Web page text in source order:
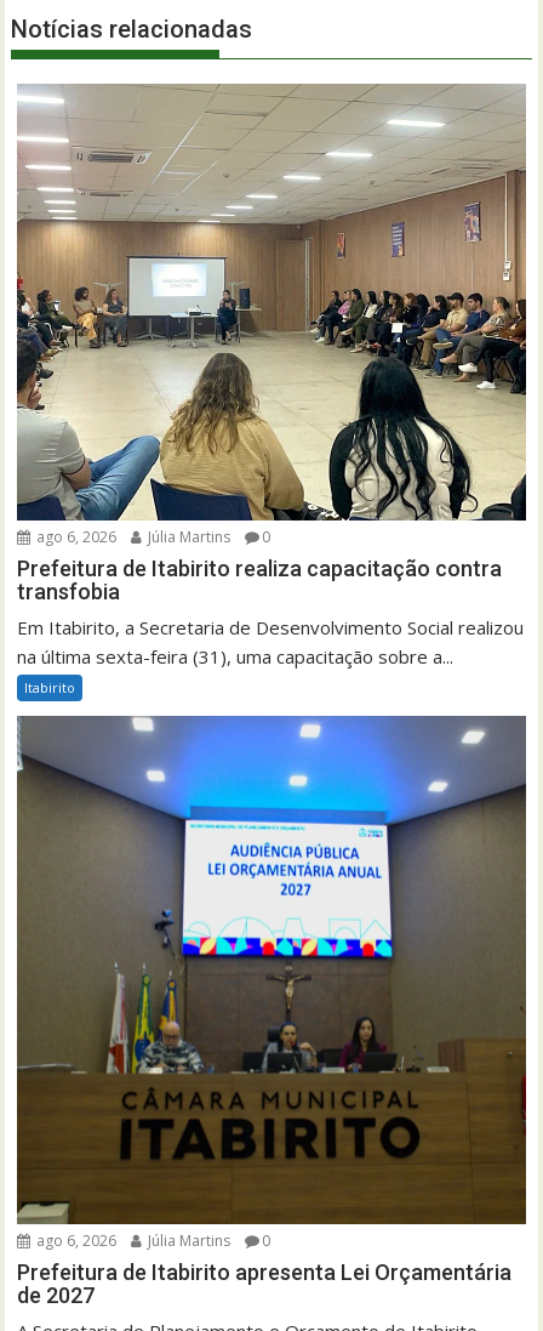
Notícias relacionadas
ago 6, 2026 Júlia Martins 0
Prefeitura de Itabirito realiza capacitação contra
transfobia
Em Itabirito, a Secretaria de Desenvolvimento Social realizou
na última sexta-feira (31), uma capacitação sobre a...
Itabirito
ago 6, 2026 Júlia Martins 0
Prefeitura de Itabirito apresenta Lei Orçamentária
de 2027